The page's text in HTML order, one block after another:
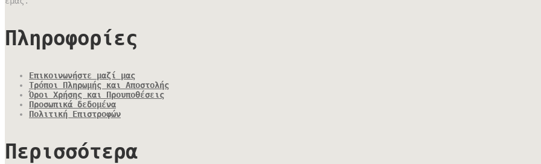
Πληροφορίες
Επικοινωνήστε μαζί μας
Τρόποι Πληρωμής και Αποστολής
Όροι Χρήσης και Προυποθέσεις
Προσωπικά δεδομένα
Πολιτική Επιστροφών
Περισσότερα